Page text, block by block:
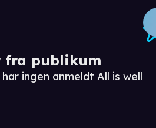
fra publikum
ingen anmeldt All is well